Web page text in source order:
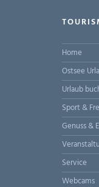
Home
Ostsee
Urlaub
Sport &
Genuss &
Service
Webcams